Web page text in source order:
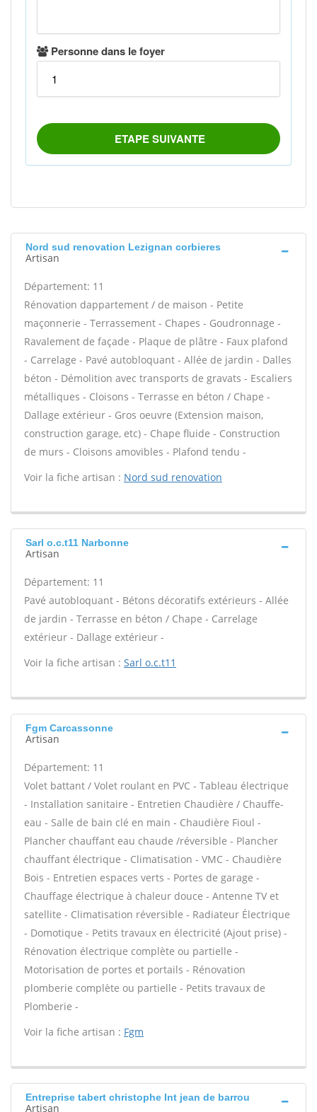
Nord sud renovation Lezignan corbieres
Artisan
Département: 11
Rénovation dappartement / de maison - Petite
maçonnerie - Terrassement - Chapes - Goudronnage -
Ravalement de façade - Plaque de plâtre - Faux plafond
- Carrelage - Pavé autobloquant - Allée de jardin - Dalles
béton - Démolition avec transports de gravats - Escaliers
métalliques - Cloisons - Terrasse en béton / Chape -
Dallage extérieur - Gros oeuvre (Extension maison,
construction garage, etc) - Chape fluide - Construction
de murs - Cloisons amovibles - Plafond tendu -
Voir la fiche artisan : Nord sud renovation
Sarl o.c.t11 Narbonne
Artisan
Département: 11
Pavé autobloquant - Bétons décoratifs extérieurs - Allée
de jardin - Terrasse en béton / Chape - Carrelage
extérieur - Dallage extérieur -
Voir la fiche artisan : Sarl o.c.t11
Fgm Carcassonne
Artisan
Département: 11
Volet battant / Volet roulant en PVC - Tableau électrique
- Installation sanitaire - Entretien Chaudière / Chauffe-
eau - Salle de bain clé en main - Chaudière Fioul -
Plancher chauffant eau chaude /réversible - Plancher
chauffant électrique - Climatisation - VMC - Chaudière
Bois - Entretien espaces verts - Portes de garage -
Chauffage électrique à chaleur douce - Antenne TV et
satellite - Climatisation réversible - Radiateur Électrique
- Domotique - Petits travaux en électricité (Ajout prise) -
Rénovation électrique complète ou partielle -
Motorisation de portes et portails - Rénovation
plomberie complète ou partielle - Petits travaux de
Plomberie -
Voir la fiche artisan : Fgm
Entreprise tabert christophe Int jean de barrou
Artisan